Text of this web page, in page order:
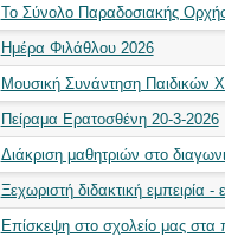
Το Σύνολο Παραδοσιακής
Ημέρα Φιλάθλου 2026
Μουσική Συνάντηση Παιδικών
Πείραμα Ερατοσθένη 20-3-2026
Διάκριση μαθητριών στο
Ξεχωριστή διδακτική εμπειρία
Επίσκεψη στο σχολείο μας